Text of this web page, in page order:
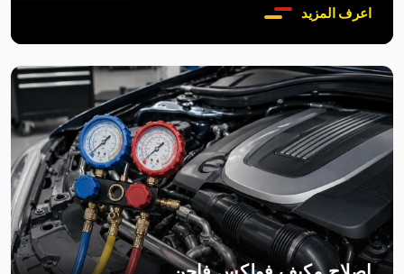
اعرف المزيد
إصلاح مكيف فولكس فاجن